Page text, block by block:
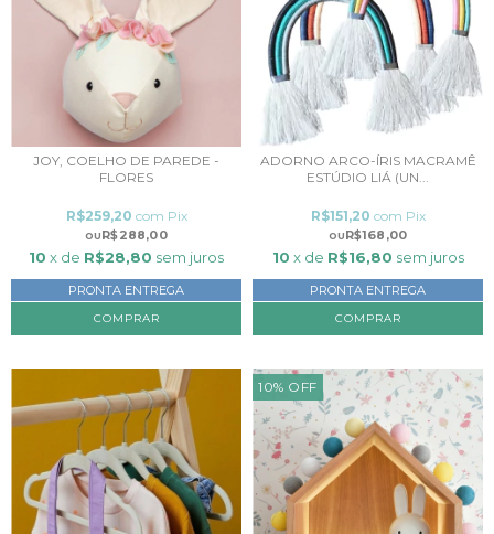
JOY, COELHO DE PAREDE -
FLORES
R$288,00
R$259,20 com Pix
10 x de R$28,80 sem juros
PRONTA ENTREGA
COMPRAR
ADORNO ARCO-ÍRIS MACRAMÊ
ESTÚDIO LIÁ (UN...
R$168,00
R$151,20 com Pix
10 x de R$16,80 sem juros
PRONTA ENTREGA
COMPRAR
10% OFF